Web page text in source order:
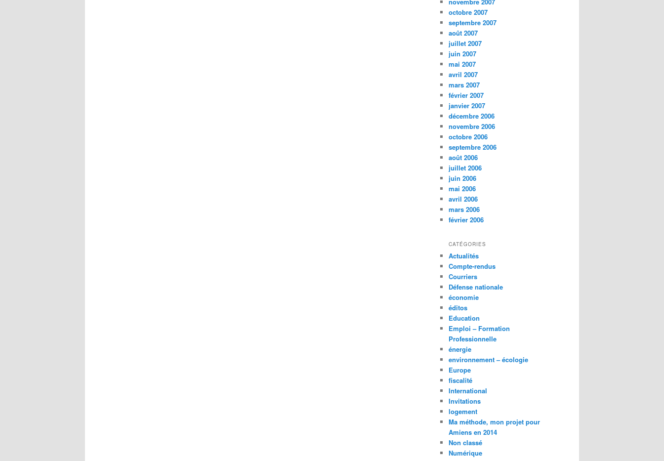
octobre 2007
septembre 2007
août 2007
juillet 2007
juin 2007
mai 2007
avril 2007
mars 2007
février 2007
janvier 2007
décembre 2006
novembre 2006
octobre 2006
septembre 2006
août 2006
juillet 2006
juin 2006
mai 2006
avril 2006
mars 2006
février 2006
CATÉGORIES
Actualités
Compte-rendus
Courriers
Défense nationale
économie
éditos
Education
Emploi – Formation
Professionnelle
énergie
environnement – écologie
Europe
fiscalité
International
Invitations
logement
Ma méthode, mon projet pour
Amiens en 2014
Non classé
Numérique